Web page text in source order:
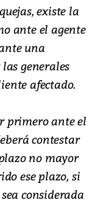
existe la
ante el agente
una
generales
afectado.
primero ante el
contestar
no mayor
ese plazo, si
considerada